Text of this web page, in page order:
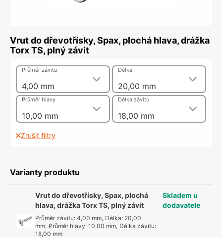
Vrut do dřevotřísky, Spax, plochá hlava, drážka
Torx TS, plný závit
4,00 mm
Průměr závitu
20,00 mm
Délka
10,00 mm
Průměr hlavy
18,00 mm
Délka závitu
Zrušit filtry
Varianty produktu
Vrut do dřevotřísky, Spax, plochá
hlava, drážka Torx TS, plný závit
Průměr závitu: 4,00 mm, Délka: 20,00
mm, Průměr hlavy: 10,00 mm, Délka závitu:
18,00 mm
Skladem u
dodavatele